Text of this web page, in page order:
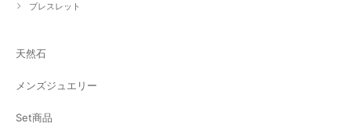
ブレスレット
天然石
メンズジュエリー
Set商品